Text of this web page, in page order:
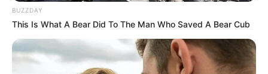
BUZZDAY
This Is What A Bear Did To The Man Who Saved A Bear Cub